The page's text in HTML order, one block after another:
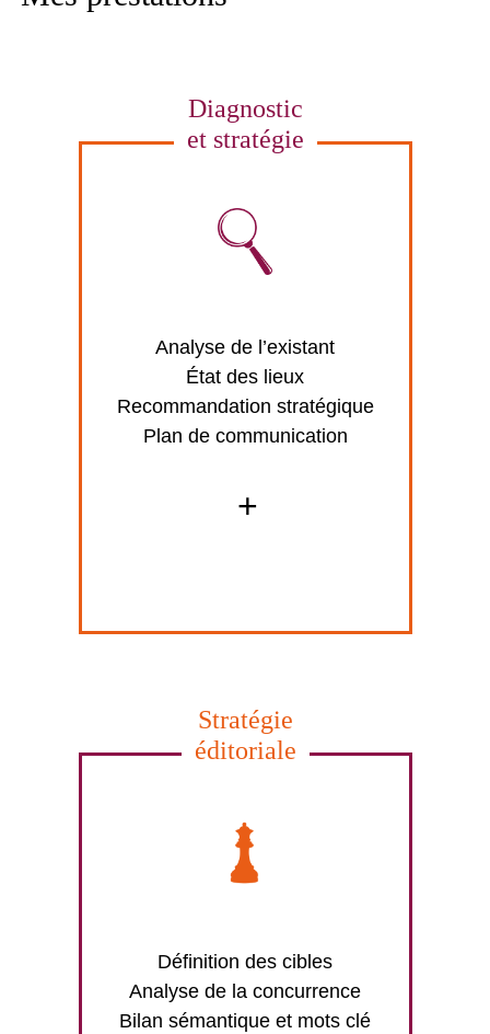
Diagnostic
et stratégie
Analyse de l’existant
État des lieux
Recommandation stratégique
Plan de communication
+
Stratégie
éditoriale
Définition des cibles
Analyse de la concurrence
Bilan sémantique et mots clé